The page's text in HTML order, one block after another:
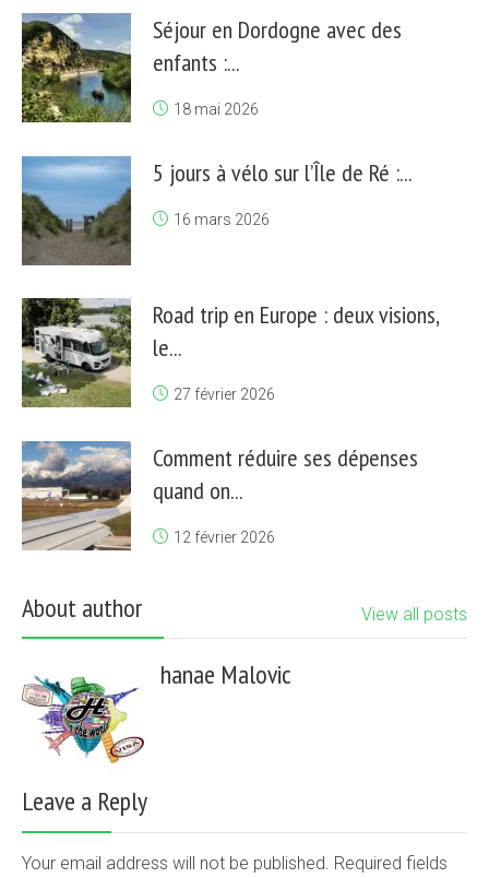
Séjour en Dordogne avec des
enfants :...
18 mai 2026
5 jours à vélo sur l’Île de Ré :...
16 mars 2026
Road trip en Europe : deux visions,
le...
27 février 2026
Comment réduire ses dépenses
quand on...
12 février 2026
About author View all posts
hanae Malovic
Leave a Reply
Your email address will not be published. Required fields